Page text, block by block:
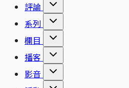
評論
系列
欄目
播客
影音